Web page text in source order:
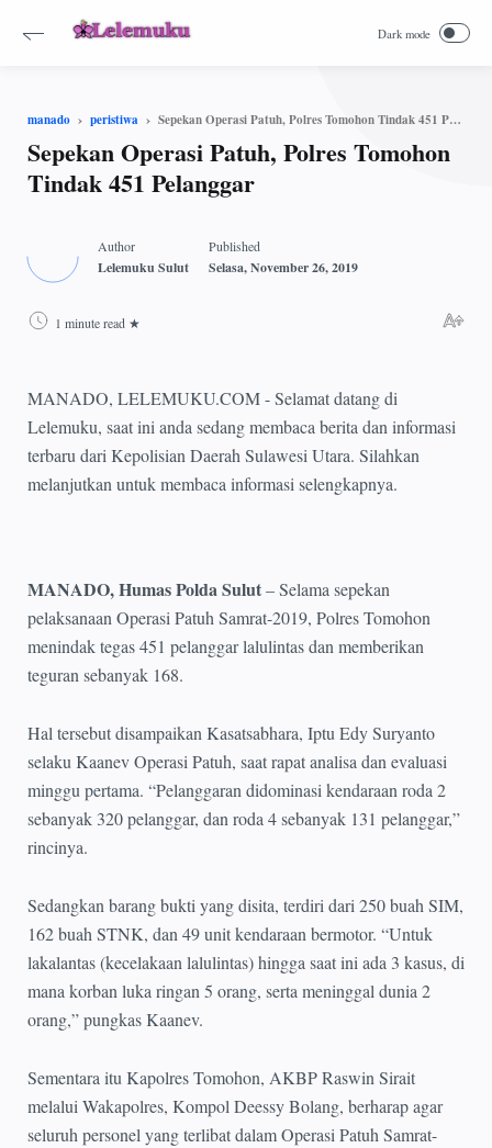
manado peristiwa Sepekan Operasi Patuh, Polres Tomohon Tindak 451 Pelanggar
Sepekan Operasi Patuh, Polres Tomohon
Tindak 451 Pelanggar
1 minute read
MANADO, LELEMUKU.COM - Selamat datang di
Lelemuku, saat ini anda sedang membaca berita dan informasi
terbaru dari Kepolisian Daerah Sulawesi Utara. Silahkan
melanjutkan untuk membaca informasi selengkapnya.
MANADO, Humas Polda Sulut– Selama sepekan
pelaksanaan Operasi Patuh Samrat-2019, Polres Tomohon
menindak tegas 451 pelanggar lalulintas dan memberikan
teguran sebanyak 168.
Hal tersebut disampaikan Kasatsabhara, Iptu Edy Suryanto
selaku Kaanev Operasi Patuh, saat rapat analisa dan evaluasi
minggu pertama. “Pelanggaran didominasi kendaraan roda 2
sebanyak 320 pelanggar, dan roda 4 sebanyak 131 pelanggar,”
rincinya.
Sedangkan barang bukti yang disita, terdiri dari 250 buah SIM,
162 buah STNK, dan 49 unit kendaraan bermotor. “Untuk
lakalantas (kecelakaan lalulintas) hingga saat ini ada 3 kasus, di
mana korban luka ringan 5 orang, serta meninggal dunia 2
orang,” pungkas Kaanev.
Sementara itu Kapolres Tomohon, AKBP Raswin Sirait
melalui Wakapolres, Kompol Deessy Bolang, berharap agar
seluruh personel yang terlibat dalam Operasi Patuh Samrat-